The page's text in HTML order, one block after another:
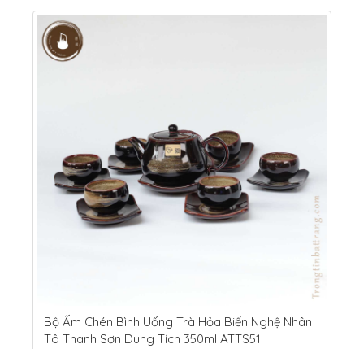
Bộ Ấm Chén Bình Uống Trà Hỏa Biến Nghệ Nhân
Tô Thanh Sơn Dung Tích 350ml ATTS51